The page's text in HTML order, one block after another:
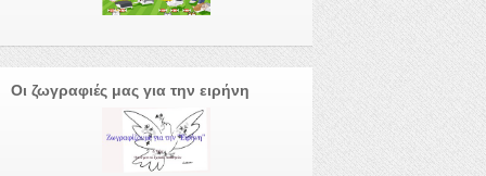
Οι ζωγραφιές μας για την ειρήνη